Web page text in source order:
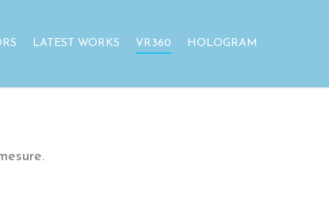
LATEST WORKS VR360 HOLOGRAM